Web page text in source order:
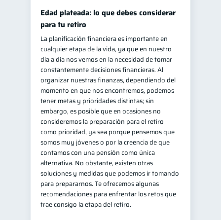
Edad plateada: lo que debes considerar
para tu retiro
La planificación financiera es importante en
cualquier etapa de la vida, ya que en nuestro
día a día nos vemos en la necesidad de tomar
constantemente decisiones financieras. Al
organizar nuestras finanzas, dependiendo del
momento en que nos encontremos, podemos
tener metas y prioridades distintas; sin
embargo, es posible que en ocasiones no
consideremos la preparación para el retiro
como prioridad, ya sea porque pensemos que
somos muy jóvenes o por la creencia de que
contamos con una pensión como única
alternativa. No obstante, existen otras
soluciones y medidas que podemos ir tomando
para prepararnos. Te ofrecemos algunas
recomendaciones para enfrentar los retos que
trae consigo la etapa del retiro.